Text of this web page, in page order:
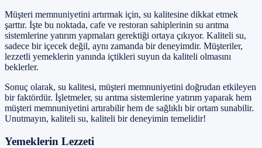
Müşteri memnuniyetini artırmak için, su kalitesine dikkat etmek
şarttır. İşte bu noktada, cafe ve restoran sahiplerinin su arıtma
sistemlerine yatırım yapmaları gerektiği ortaya çıkıyor. Kaliteli su,
sadece bir içecek değil, aynı zamanda bir deneyimdir. Müşteriler,
lezzetli yemeklerin yanında içtikleri suyun da kaliteli olmasını
beklerler.
Sonuç olarak, su kalitesi, müşteri memnuniyetini doğrudan etkileyen
bir faktördür. İşletmeler, su arıtma sistemlerine yatırım yaparak hem
müşteri memnuniyetini artırabilir hem de sağlıklı bir ortam sunabilir.
Unutmayın, kaliteli su, kaliteli bir deneyimin temelidir!
Yemeklerin Lezzeti